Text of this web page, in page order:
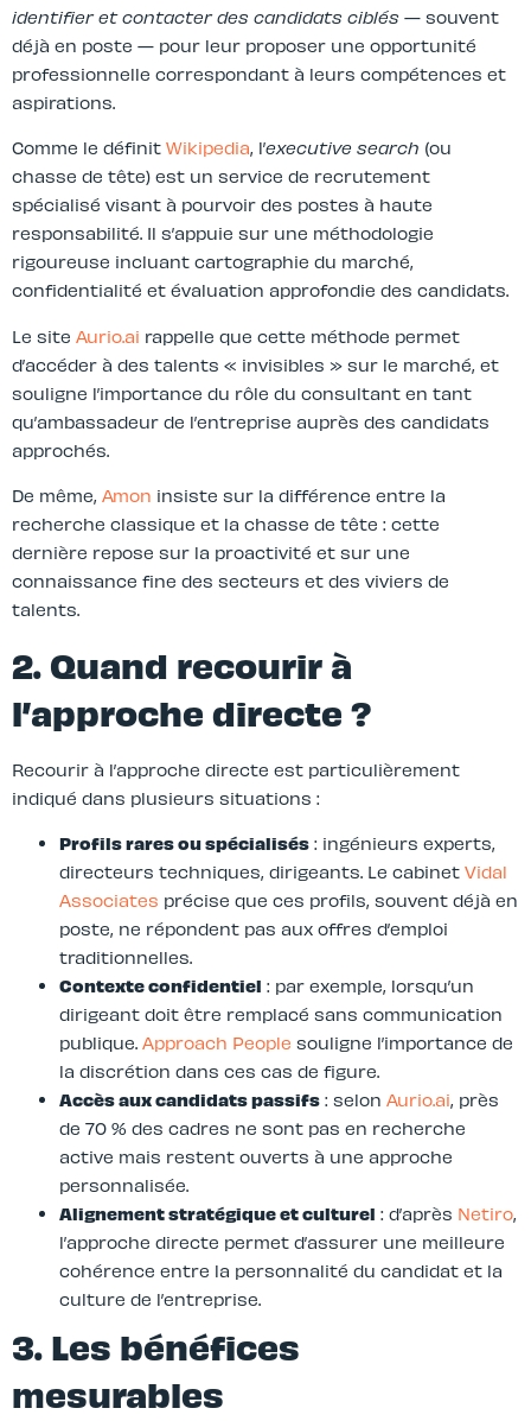
identifier et contacter des candidats ciblés — souvent
déjà en poste — pour leur proposer une opportunité
professionnelle correspondant à leurs compétences et
aspirations.
Comme le définit Wikipedia, l’executive search (ou
chasse de tête) est un service de recrutement
spécialisé visant à pourvoir des postes à haute
responsabilité. Il s’appuie sur une méthodologie
rigoureuse incluant cartographie du marché,
confidentialité et évaluation approfondie des candidats.
Le site Aurio.ai rappelle que cette méthode permet
d’accéder à des talents « invisibles » sur le marché, et
souligne l’importance du rôle du consultant en tant
qu’ambassadeur de l’entreprise auprès des candidats
approchés.
De même, Amon insiste sur la différence entre la
recherche classique et la chasse de tête : cette
dernière repose sur la proactivité et sur une
connaissance fine des secteurs et des viviers de
talents.
2. Quand recourir à
l’approche directe ?
Recourir à l’approche directe est particulièrement
indiqué dans plusieurs situations :
Profils rares ou spécialisés : ingénieurs experts,
directeurs techniques, dirigeants. Le cabinet Vidal
Associates précise que ces profils, souvent déjà en
poste, ne répondent pas aux offres d’emploi
traditionnelles.
Contexte confidentiel : par exemple, lorsqu’un
dirigeant doit être remplacé sans communication
publique. Approach People souligne l’importance de
la discrétion dans ces cas de figure.
Accès aux candidats passifs : selon Aurio.ai, près
de 70 % des cadres ne sont pas en recherche
active mais restent ouverts à une approche
personnalisée.
Alignement stratégique et culturel : d’après Netiro,
l’approche directe permet d’assurer une meilleure
cohérence entre la personnalité du candidat et la
culture de l’entreprise.
3. Les bénéfices
mesurables